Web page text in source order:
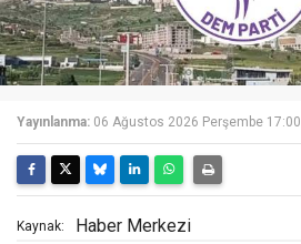
Yayınlanma: 06 Ağustos 2026 Perşembe 17:00
Kaynak: Haber Merkezi